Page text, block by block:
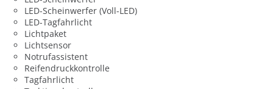
LED-Scheinwerfer (Voll-LED)
LED-Tagfahrlicht
Lichtpaket
Lichtsensor
Notrufassistent
Reifendruckkontrolle
Tagfahrlicht